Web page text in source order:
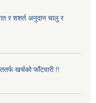
र शशर्त अनुदान चालु र
खर्चको फाँटवारी !!